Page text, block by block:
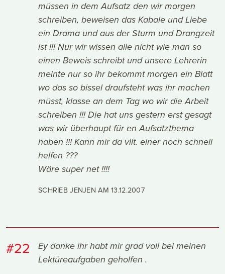
müssen in dem Aufsatz den wir morgen
schreiben, beweisen das Kabale und Liebe
ein Drama und aus der Sturm und Drangzeit
ist !!! Nur wir wissen alle nicht wie man so
einen Beweis schreibt und unsere Lehrerin
meinte nur so ihr bekommt morgen ein Blatt
wo das so bissel draufsteht was ihr machen
müsst, klasse an dem Tag wo wir die Arbeit
schreiben !!! Die hat uns gestern erst gesagt
was wir überhaupt für en Aufsatzthema
haben !!! Kann mir da vllt. einer noch schnell
helfen ???
Wäre super net !!!!
SCHRIEB JENJEN AM13.12.2007
#22
Ey danke ihr habt mir grad voll bei meinen
Lektüreaufgaben geholfen .